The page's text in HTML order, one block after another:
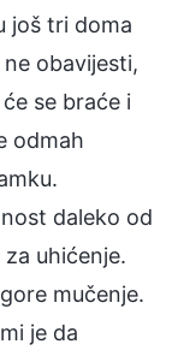
još tri doma
obavijesti,
se braće i
odmah
daleko od
uhićenje.
mučenje.
je da